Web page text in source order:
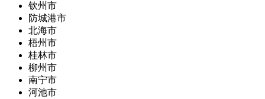
钦州市
防城港市
北海市
梧州市
桂林市
柳州市
南宁市
河池市